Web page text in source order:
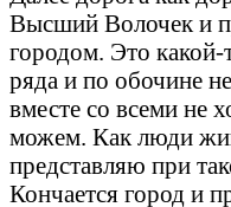
Высший Волочек и
городом. Это
ряда и по обочине
вместе со всеми не
можем. Как люди
представляю при
Кончается город и